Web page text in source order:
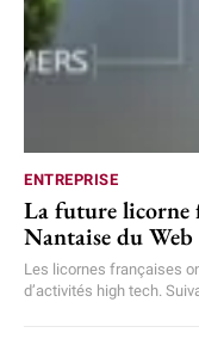
ENTREPRISE
La future licorne
Nantaise du Web
Les licornes françaises
d’activités high tech.